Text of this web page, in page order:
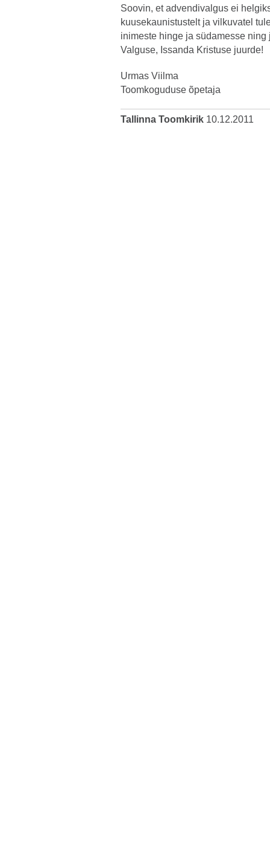
Soovin, et advendivalgus ei
kuusekaunistustelt ja vilkuvatel
inimeste hinge ja südamesse
Valguse, Issanda Kristuse juurde!
Urmas Viilma
Toomkoguduse õpetaja
Tallinna Toomkirik 10.12.2011